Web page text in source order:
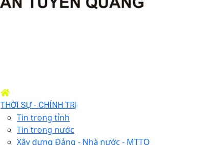
THỜI SỰ - CHÍNH TRỊ
Tin trong tỉnh
Tin trong nước
Xây dựng Đảng - Nhà nước - MTTQ